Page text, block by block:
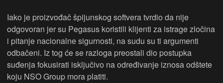
Iako je proizvođač špijunskog softvera tvrdio da nije
odgovoran jer su Pegasus koristili klijenti za istrage zločina
i pitanje nacionalne sigurnosti, na sudu su ti argumenti
odbačeni. Iz tog će se razloga preostali dio postupka
suđenja fokusirati isključivo na određivanje iznosa odštete
koju NSO Group mora platiti.